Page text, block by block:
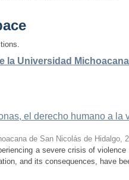
la Universidad
el derecho humano a la
de San Nicolás de Hidalgo,
a severe crisis of
and its consequences, have